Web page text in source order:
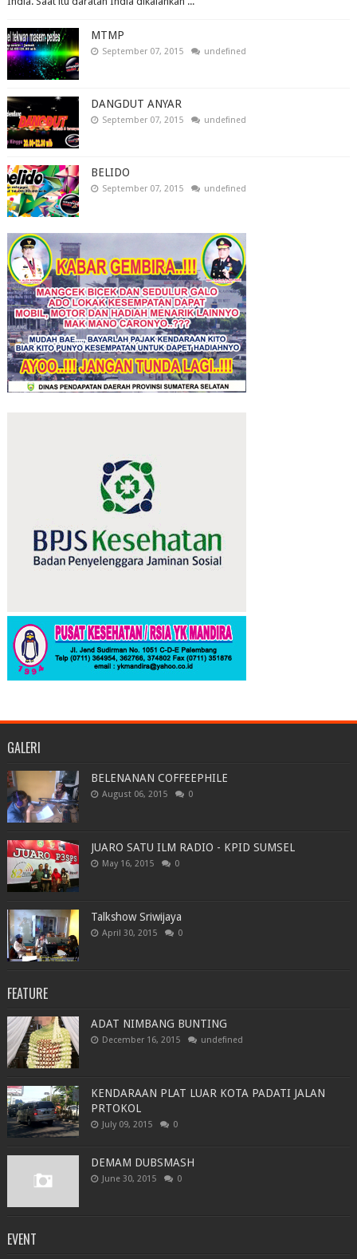
MTMP
September 07, 2015 undefined
DANGDUT ANYAR
September 07, 2015 undefined
BELIDO
September 07, 2015 undefined
GALERI
BELENANAN COFFEEPHILE
August 06, 2015 0
JUARO SATU ILM RADIO - KPID SUMSEL
May 16, 2015 0
Talkshow Sriwijaya
April 30, 2015 0
FEATURE
ADAT NIMBANG BUNTING
December 16, 2015 undefined
KENDARAAN PLAT LUAR KOTA PADATI JALAN
PRTOKOL
July 09, 2015 0
DEMAM DUBSMASH
June 30, 2015 0
EVENT